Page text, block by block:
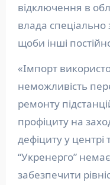
відключення в
влада спеціально
щоби інші
«Імпорт
неможливість
ремонту
профіциту на
дефіциту у центрі
“Укренерго”
забезпечити